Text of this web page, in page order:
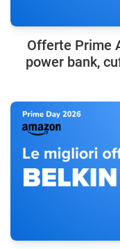
Offerte Prime
power bank,